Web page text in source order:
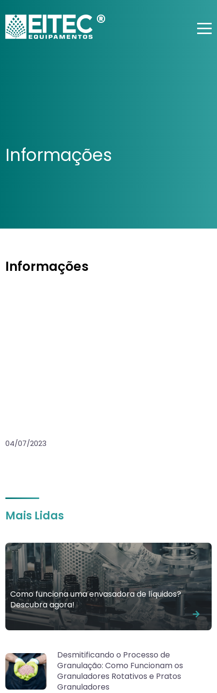
Informações
Informações
04/07/2023
Mais Lidas
Como funciona uma envasadora de líquidos?
Descubra agora!
Desmitificando o Processo de
Granulação: Como Funcionam os
Granuladores Rotativos e Pratos
Granuladores